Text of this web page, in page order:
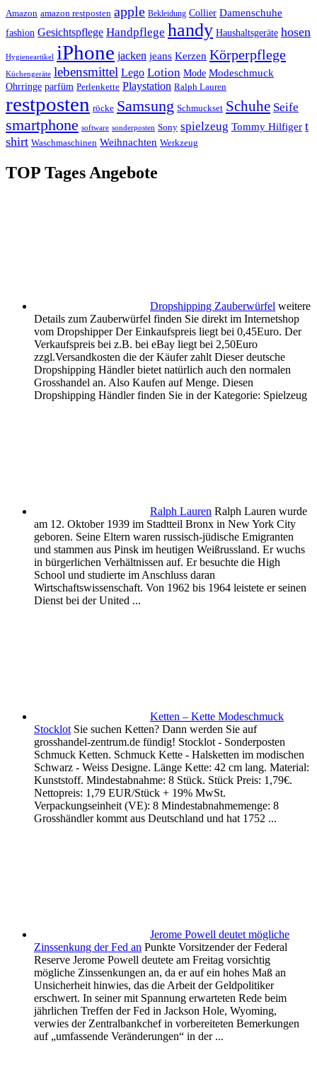
Amazon amazon restposten apple Bekleidung Collier Damenschuhe
fashion Gesichtspflege Handpflege handy Haushaltsgeräte hosen
Hygieneartikel iPhone jacken jeans Kerzen Körperpflege
Küchengeräte lebensmittel Lego Lotion Mode Modeschmuck
Ohrringe parfüm Perlenkette Playstation Ralph Lauren
restposten röcke Samsung Schmuckset Schuhe Seife
smartphone software sonderposten Sony spielzeug Tommy Hilfiger t
shirt Waschmaschinen Weihnachten Werkzeug
TOP Tages Angebote
Dropshipping Zauberwürfel weitere
Details zum Zauberwürfel finden Sie direkt im Internetshop
vom Dropshipper Der Einkaufspreis liegt bei 0,45Euro. Der
Verkaufspreis bei z.B. bei eBay liegt bei 2,50Euro
zzgl.Versandkosten die der Käufer zahlt Dieser deutsche
Dropshipping Händler bietet natürlich auch den normalen
Grosshandel an. Also Kaufen auf Menge. Diesen
Dropshipping Händler finden Sie in der Kategorie: Spielzeug
Ralph Lauren Ralph Lauren wurde
am 12. Oktober 1939 im Stadtteil Bronx in New York City
geboren. Seine Eltern waren russisch-jüdische Emigranten
und stammen aus Pinsk im heutigen Weißrussland. Er wuchs
in bürgerlichen Verhältnissen auf. Er besuchte die High
School und studierte im Anschluss daran
Wirtschaftswissenschaft. Von 1962 bis 1964 leistete er seinen
Dienst bei der United ...
Ketten – Kette Modeschmuck
Stocklot Sie suchen Ketten? Dann werden Sie auf
grosshandel-zentrum.de fündig! Stocklot - Sonderposten
Schmuck Ketten. Schmuck Kette - Halsketten im modischen
Schwarz - Weiss Designe. Länge Kette: 42 cm lang. Material:
Kunststoff. Mindestabnahme: 8 Stück. Stück Preis: 1,79€.
Nettopreis: 1,79 EUR/Stück + 19% MwSt.
Verpackungseinheit (VE): 8 Mindestabnahmemenge: 8
Grosshändler kommt aus Deutschland und hat 1752 ...
Jerome Powell deutet mögliche
Zinssenkung der Fed an Punkte Vorsitzender der Federal
Reserve Jerome Powell deutete am Freitag vorsichtig
mögliche Zinssenkungen an, da er auf ein hohes Maß an
Unsicherheit hinwies, das die Arbeit der Geldpolitiker
erschwert. In seiner mit Spannung erwarteten Rede beim
jährlichen Treffen der Fed in Jackson Hole, Wyoming,
verwies der Zentralbankchef in vorbereiteten Bemerkungen
auf „umfassende Veränderungen“ in der ...